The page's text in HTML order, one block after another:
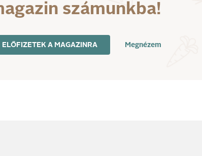
számunkba!
ELŐFIZETEK A MAGAZINRA Megnézem